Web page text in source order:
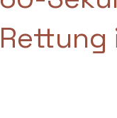
Rettung